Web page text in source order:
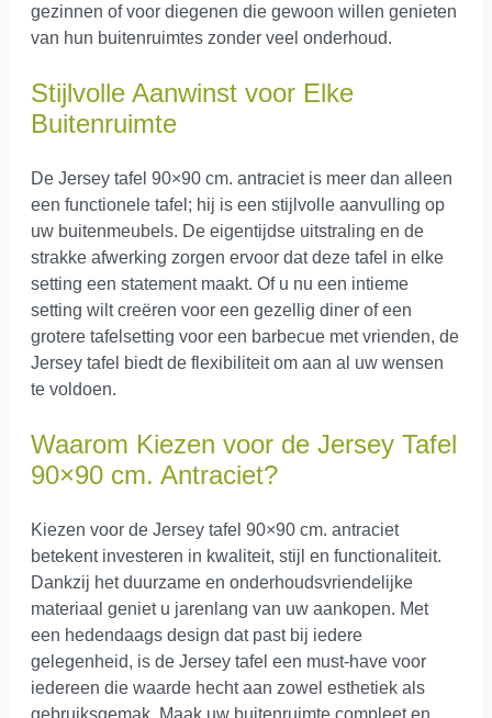
gezinnen of voor diegenen die gewoon willen genieten
van hun buitenruimtes zonder veel onderhoud.
Stijlvolle Aanwinst voor Elke
Buitenruimte
De Jersey tafel 90×90 cm. antraciet is meer dan alleen
een functionele tafel; hij is een stijlvolle aanvulling op
uw buitenmeubels. De eigentijdse uitstraling en de
strakke afwerking zorgen ervoor dat deze tafel in elke
setting een statement maakt. Of u nu een intieme
setting wilt creëren voor een gezellig diner of een
grotere tafelsetting voor een barbecue met vrienden, de
Jersey tafel biedt de flexibiliteit om aan al uw wensen
te voldoen.
Waarom Kiezen voor de Jersey Tafel
90×90 cm. Antraciet?
Kiezen voor de Jersey tafel 90×90 cm. antraciet
betekent investeren in kwaliteit, stijl en functionaliteit.
Dankzij het duurzame en onderhoudsvriendelijke
materiaal geniet u jarenlang van uw aankopen. Met
een hedendaags design dat past bij iedere
gelegenheid, is de Jersey tafel een must-have voor
iedereen die waarde hecht aan zowel esthetiek als
gebruiksgemak. Maak uw buitenruimte compleet en